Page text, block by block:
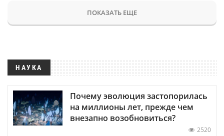
ПОКАЗАТЬ ЕЩЕ
НАУКА
Почему эволюция застопорилась
на миллионы лет, прежде чем
внезапно возобновиться?
2520